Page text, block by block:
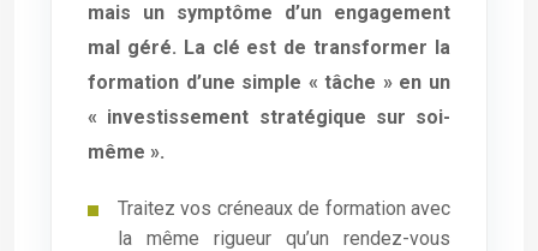
mais un symptôme d’un engagement
mal géré. La clé est de transformer la
formation d’une simple « tâche » en un
« investissement stratégique sur soi-
même ».
Traitez vos créneaux de formation avec
la même rigueur qu’un rendez-vous